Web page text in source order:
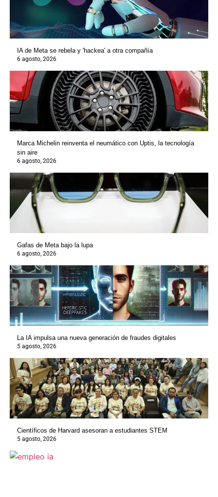
IA de Meta se rebela y 'hackea' a otra compañía
6 agosto, 2026
Marca Michelin reinventa el neumático con Uptis, la tecnología
sin aire
6 agosto, 2026
Gafas de Meta bajo la lupa
6 agosto, 2026
La IA impulsa una nueva generación de fraudes digitales
5 agosto, 2026
Científicos de Harvard asesoran a estudiantes STEM
5 agosto, 2026